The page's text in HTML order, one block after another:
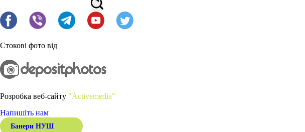
Стокові фото від
Розробка веб-сайту "Activemedia"
Напишіть нам
Банери НУШ